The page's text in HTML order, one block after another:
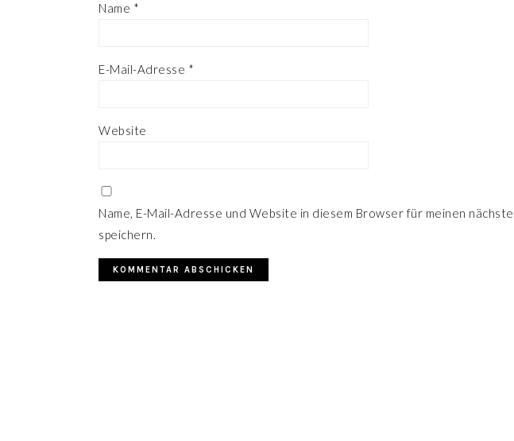
Name *
E-Mail-Adresse *
Website
Name, E-Mail-Adresse und Website in diesem Browser für meinen
speichern.